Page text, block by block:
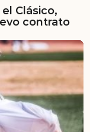
Clásico,
contrato